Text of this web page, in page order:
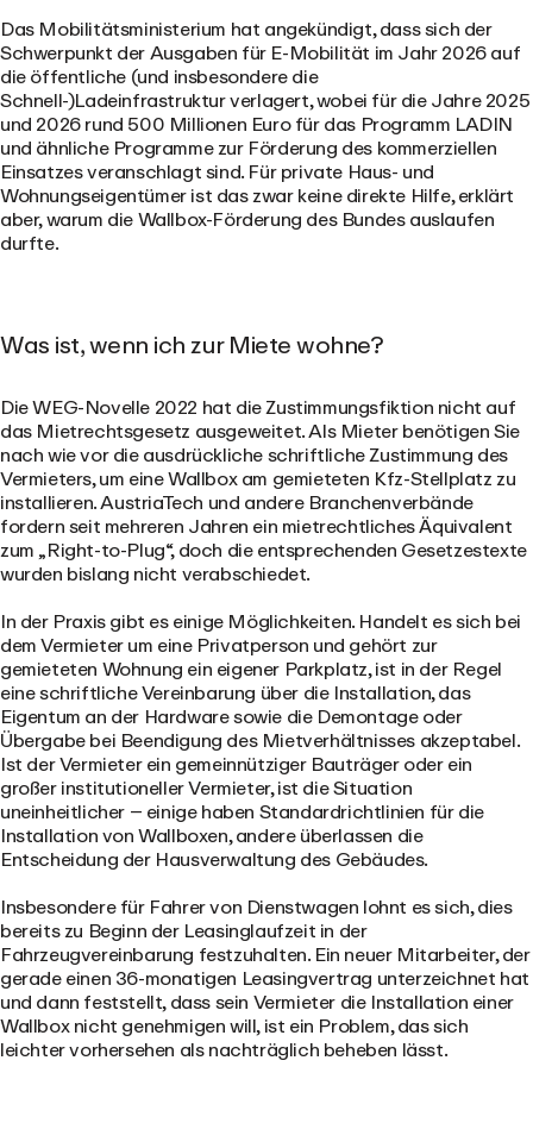
Das Mobilitätsministerium hat angekündigt, dass sich der
Schwerpunkt der Ausgaben für E-Mobilität im Jahr 2026 auf
die öffentliche (und insbesondere die
Schnell-)Ladeinfrastruktur verlagert, wobei für die Jahre 2025
und 2026 rund 500 Millionen Euro für das Programm LADIN
und ähnliche Programme zur Förderung des kommerziellen
Einsatzes veranschlagt sind. Für private Haus- und
Wohnungseigentümer ist das zwar keine direkte Hilfe, erklärt
aber, warum die Wallbox-Förderung des Bundes auslaufen
durfte.
Was ist, wenn ich zur Miete wohne?
Die WEG-Novelle 2022 hat die Zustimmungsfiktion nicht auf
das Mietrechtsgesetz ausgeweitet. Als Mieter benötigen Sie
nach wie vor die ausdrückliche schriftliche Zustimmung des
Vermieters, um eine Wallbox am gemieteten Kfz-Stellplatz zu
installieren. AustriaTech und andere Branchenverbände
fordern seit mehreren Jahren ein mietrechtliches Äquivalent
zum „Right-to-Plug“, doch die entsprechenden Gesetzestexte
wurden bislang nicht verabschiedet.
In der Praxis gibt es einige Möglichkeiten. Handelt es sich bei
dem Vermieter um eine Privatperson und gehört zur
gemieteten Wohnung ein eigener Parkplatz, ist in der Regel
eine schriftliche Vereinbarung über die Installation, das
Eigentum an der Hardware sowie die Demontage oder
Übergabe bei Beendigung des Mietverhältnisses akzeptabel.
Ist der Vermieter ein gemeinnütziger Bauträger oder ein
großer institutioneller Vermieter, ist die Situation
uneinheitlicher – einige haben Standardrichtlinien für die
Installation von Wallboxen, andere überlassen die
Entscheidung der Hausverwaltung des Gebäudes.
Insbesondere für Fahrer von Dienstwagen lohnt es sich, dies
bereits zu Beginn der Leasinglaufzeit in der
Fahrzeugvereinbarung festzuhalten. Ein neuer Mitarbeiter, der
gerade einen 36-monatigen Leasingvertrag unterzeichnet hat
und dann feststellt, dass sein Vermieter die Installation einer
Wallbox nicht genehmigen will, ist ein Problem, das sich
leichter vorhersehen als nachträglich beheben lässt.